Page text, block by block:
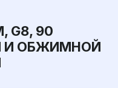
G8, 90
И ОБЖИМНОЙ